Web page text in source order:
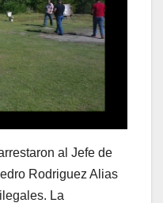
al Jefe de
Rodriguez Alias
La